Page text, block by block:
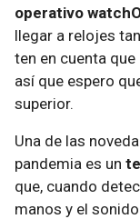
operativo
llegar a relojes
ten en cuenta
así que espero
superior.
Una de las
pandemia es un
que, cuando
manos y el